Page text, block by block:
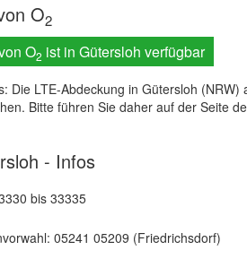
O2
O2 ist in Gütersloh verfügbar
Die LTE-Abdeckung in Gütersloh
Bitte führen Sie daher auf der Seite
- Infos
bis 33335
05241 05209 (Friedrichsdorf)